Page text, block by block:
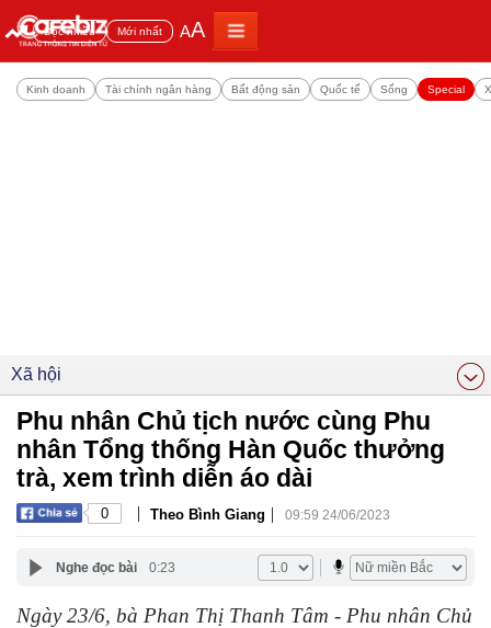
Đọc nhiều Mới nhất AA
Kinh doanh Tài chính ngân hàng Bất động sản Quốc tế Sống Special
Xã hội
Phu nhân Chủ tịch nước cùng Phu
nhân Tổng thống Hàn Quốc thưởng
trà, xem trình diễn áo dài
0 | Theo Bình Giang | 09:59 24/06/2023
Nghe đọc bài 0:23
Ngày 23/6, bà Phan Thị Thanh Tâm - Phu nhân Chủ